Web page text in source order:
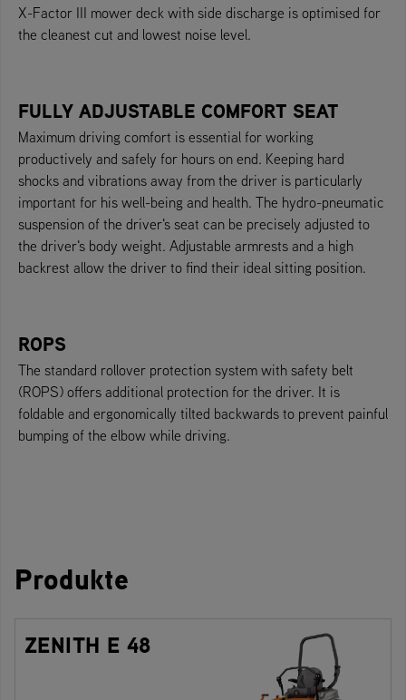
X-Factor III mower deck with side discharge is optimised for
the cleanest cut and lowest noise level.
FULLY ADJUSTABLE COMFORT SEAT
Maximum driving comfort is essential for working
productively and safely for hours on end. Keeping hard
shocks and vibrations away from the driver is particularly
important for his well-being and health. The hydro-pneumatic
suspension of the driver's seat can be precisely adjusted to
the driver's body weight. Adjustable armrests and a high
backrest allow the driver to find their ideal sitting position.
ROPS
The standard rollover protection system with safety belt
(ROPS) offers additional protection for the driver. It is
foldable and ergonomically tilted backwards to prevent painful
bumping of the elbow while driving.
Produkte
ZENITH E 48